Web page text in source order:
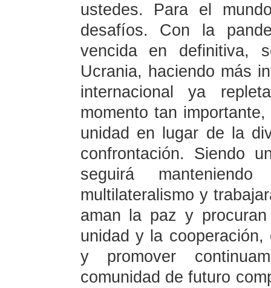
ustedes. Para el
desafíos. Con la
vencida en definitiva,
Ucrania, haciendo más
internacional ya
momento tan
unidad en lugar de la
confrontación. Siendo
seguirá
multilateralismo y
aman la paz y
unidad y la
y promover
comunidad de futuro